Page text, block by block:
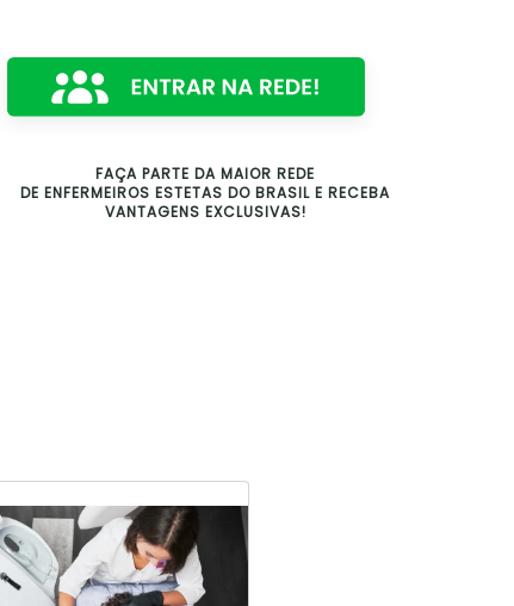
FAÇA PARTE DA MAIOR REDE
DE ENFERMEIROS ESTETAS DO BRASIL E RECEBA
VANTAGENS EXCLUSIVAS!